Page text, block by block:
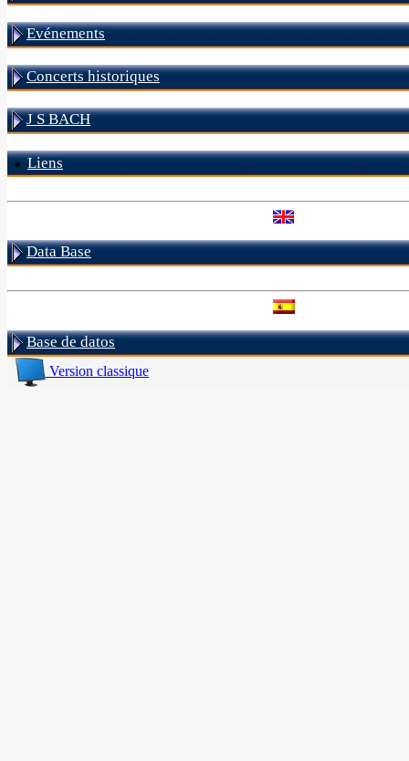
Evénements
Concerts historiques
J S BACH
Liens
Data Base
Base de datos
Version classique